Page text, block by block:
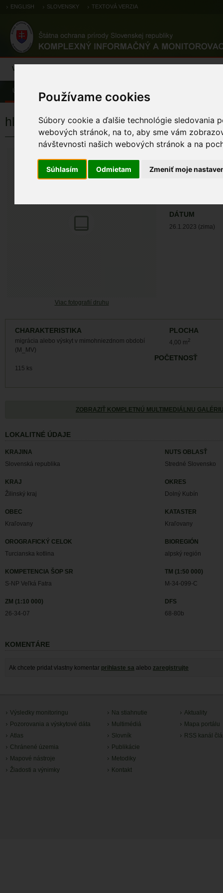
Používame cookies
Súbory cookie a ďalšie technológie sledovania
webových stránok, na to, aby sme vám
návštevnosti našich webových stránok a na
Súhlasím Odmietam Zmeniť moje
ENGLISH SLOVENSKY TEXTOVÁ VERZIA
Výsledky monitoringu
Úvod Pozorovania a výskytové dáta
hlaholka severská
Viac fotografií druhu
DÁTUM
26.1.2023 (zima)
CHARAKTERISTIKA
migrácia alebo výskyt v mimohniezdnom období
(M_MV)
PLOCHA
4,00 m2
POČETNOSŤ
115 ks
ZOBRAZIŤ KOMPLETNÚ MULTIMEDIÁLNU
LOKALITNÉ ÚDAJE
KRAJINA
Slovenská republika
NUTS OBLASŤ
Stredné Slovensko
KRAJ
Žilinský kraj
OKRES
Dolný Kubín
OBEC
Kraľovany
KATASTER
Kraľovany
OROGRAFICKÝ CELOK
Turcianska kotlina
BIOREGIÓN
alpský región
KOMPETENCIA ŠOP SR
S-NP Veľká Fatra
TM (1:50 000)
M-34-099-C
ZM (1:10 000)
26-34-07
DFS
68-80b
KOMENTÁRE
Ak chcete pridat vlastny komentar prihlaste sa alebo zaregistrujte
Výsledky monitoringu
Pozorovania a výskytové dáta
Atlas
Chránené územia
Mapové nástroje
Žiadosti a výnimky
Na stiahnutie
Multimédiá
Slovník
Publikácie
Metodiky
Kontakt
Aktuality
Mapa portálu
RSS kanál